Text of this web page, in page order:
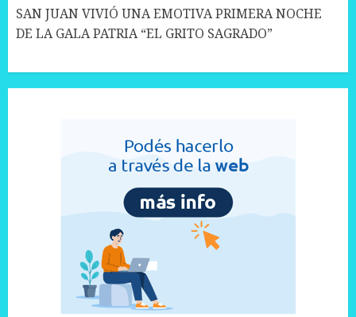
SAN JUAN VIVIÓ UNA EMOTIVA PRIMERA NOCHE
DE LA GALA PATRIA “EL GRITO SAGRADO”